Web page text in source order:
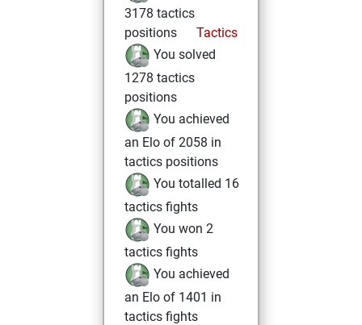
3178 tactics
positions
Tactics
You solved
1278 tactics
positions
You achieved
an Elo of 2058 in
tactics positions
You totalled 16
tactics fights
You won 2
tactics fights
You achieved
an Elo of 1401 in
tactics fights